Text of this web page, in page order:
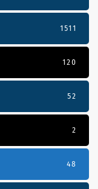
1511
120
52
2
48